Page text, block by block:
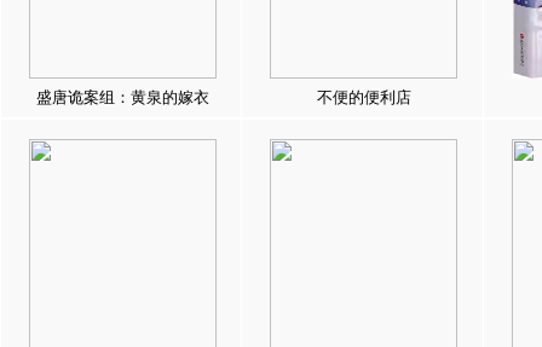
盛唐诡案组：黄泉的嫁衣 不便的便利店